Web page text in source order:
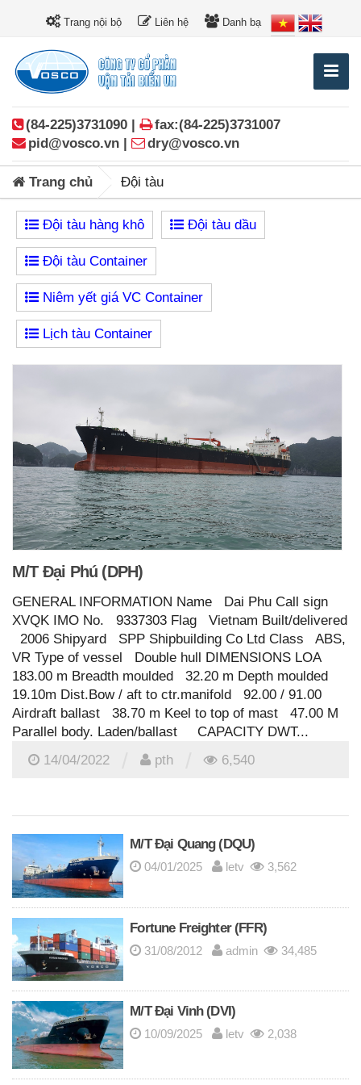
Trang nội bộ Liên hệ Danh bạ
(84-225)3731090 |
fax:(84-225)3731007
pid@vosco.vn |
dry@vosco.vn
Trang chủ Đội tàu
Đội tàu hàng khô Đội tàu dầu
Đội tàu Container
Niêm yết giá VC Container
Lịch tàu Container
M/T Đại Phú (DPH)
GENERAL INFORMATION Name Dai Phu Call sign
XVQK IMO No. 9337303 Flag Vietnam Built/delivered
2006 Shipyard SPP Shipbuilding Co Ltd Class ABS,
VR Type of vessel Double hull DIMENSIONS LOA
183.00 m Breadth moulded 32.20 m Depth moulded
19.10m Dist.Bow / aft to ctr.manifold 92.00 / 91.00
Airdraft ballast 38.70 m Keel to top of mast 47.00 M
Parallel body. Laden/ballast CAPACITY DWT...
14/04/2022
pth 6,540
M/T Đại Quang (DQU)
04/01/2025 letv 3,562
Fortune Freighter (FFR)
31/08/2012 admin 34,485
M/T Đại Vinh (DVI)
10/09/2025 letv 2,038